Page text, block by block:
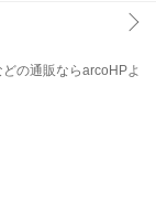
の通販ならarcoHPよ